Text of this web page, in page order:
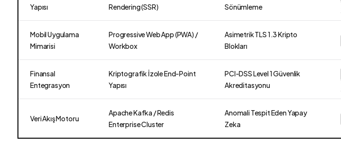
Yapısı
Rendering (SSR)
Sönümleme
Mobil Uygulama
Mimarisi
Progressive Web App (PWA) /
Workbox
Asimetrik TLS 1.3 Kripto
Blokları
Finansal
Entegrasyon
Kriptografik İzole End-Point
Yapısı
PCI-DSS Level 1 Güvenlik
Akreditasyonu
Veri Akış Motoru
Apache Kafka / Redis
Enterprise Cluster
Anomali Tespit Eden Yapay
Zeka